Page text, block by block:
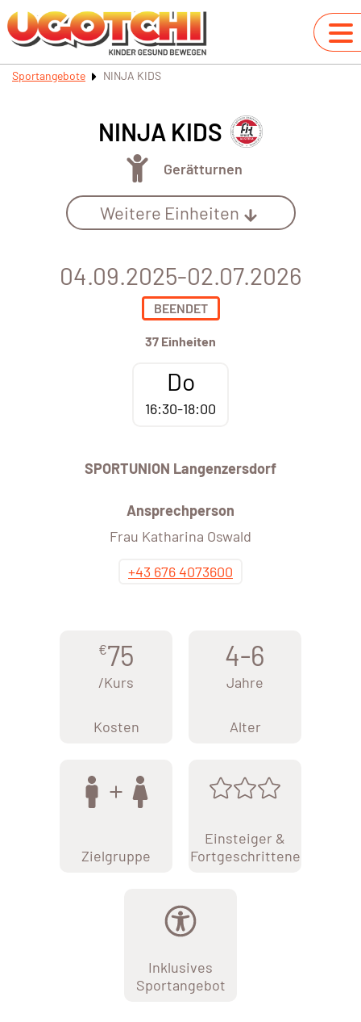
Sportangebote NINJA KIDS
NINJA KIDS
Gerätturnen
Weitere Einheiten
04.09.2025-02.07.2026
BEENDET
37 Einheiten
Do
16:30-18:00
SPORTUNION Langenzersdorf
Ansprechperson
Frau Katharina Oswald
+43 676 4073600
€75
/Kurs
Kosten
4-6
Jahre
Alter
Zielgruppe
Einsteiger &
Fortgeschrittene
Inklusives
Sportangebot